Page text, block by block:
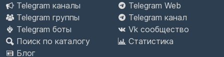
Telegram каналы
Telegram группы
Telegram боты
Поиск по каталогу
Блог
Telegram Web
Telegram канал
Vk сообщество
Статистика